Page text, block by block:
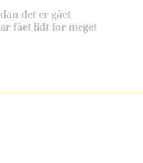
det er gået
fået lidt for meget